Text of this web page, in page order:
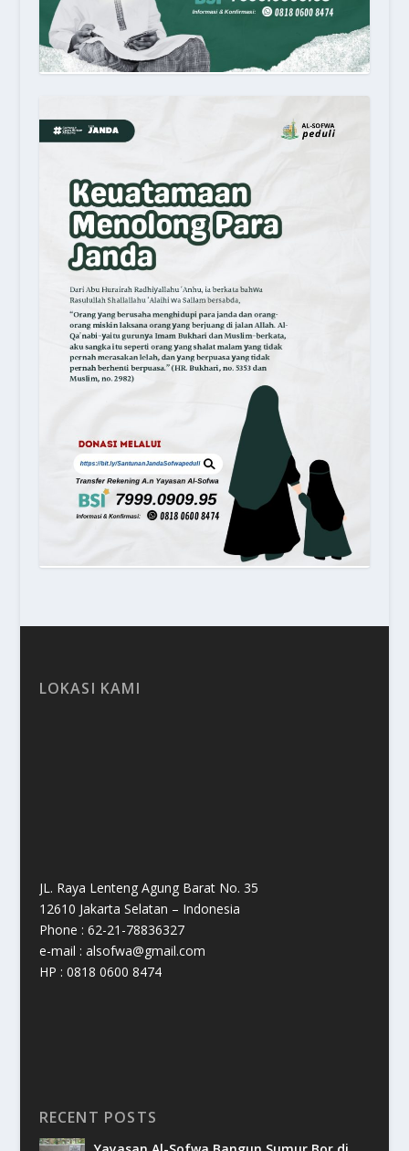
LOKASI KAMI
JL. Raya Lenteng Agung Barat No. 35
12610 Jakarta Selatan – Indonesia
Phone : 62-21-78836327
e-mail : alsofwa@gmail.com
HP : 0818 0600 8474
RECENT POSTS